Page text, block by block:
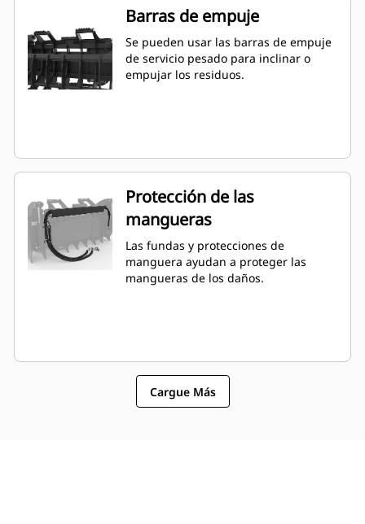
Barras de empuje
Se pueden usar las barras de empuje
de servicio pesado para inclinar o
empujar los residuos.
Protección de las
mangueras
Las fundas y protecciones de
manguera ayudan a proteger las
mangueras de los daños.
Cargue Más